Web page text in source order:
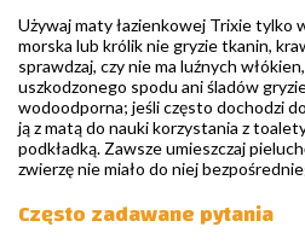
Używaj maty łazienkowej Trixie tylko
morska lub królik nie gryzie tkanin,
sprawdzaj, czy nie ma luźnych
uszkodzonego spodu ani śladów
wodoodporna; jeśli często dochodzi
ją z matą do nauki korzystania z
podkładką. Zawsze umieszczaj
zwierzę nie miało do niej
Często zadawane pytania